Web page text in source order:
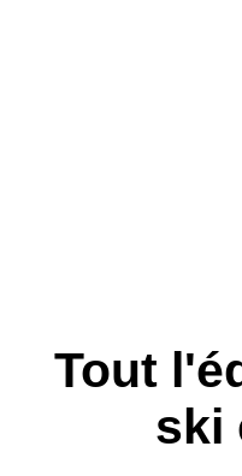
Tout
ski